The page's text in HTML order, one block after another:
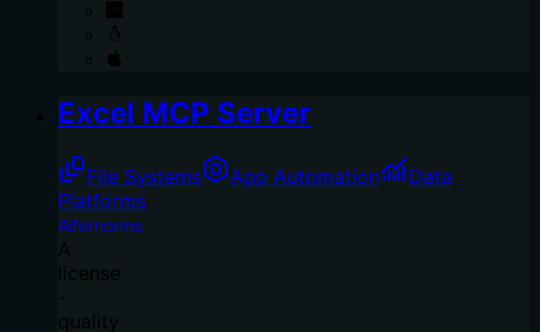
Excel MCP Server
File Systems App Automation
Data
Platforms
Aifornorms
A
license
quality